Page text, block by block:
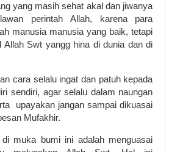
yang masih sehat akal dan jiwanya
perintah Allah, karena para
manusia manusia yang baik, tetapi
Allah Swt yangg hina di dunia dan di
cara selalu ingat dan patuh kepada
sendiri, agar selalu dalam naungan
upayakan jangan sampai dikuasai
Mufakhir.
muka bumi ini adalah menguasai